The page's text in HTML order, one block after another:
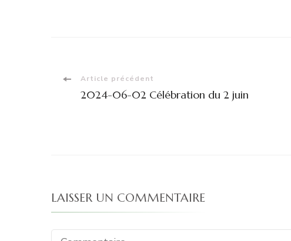
Navigation
Article précédent
2024-06-02 Célébration du 2 juin
LAISSER UN COMMENTAIRE